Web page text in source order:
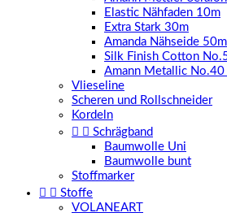
Elastic Nähfaden 10m
Extra Stark 30m
Amanda Nähseide 50m
Silk Finish Cotton
Amann Metallic
Vlieseline
Scheren und Rollschneider
Kordeln
  Schrägband
Baumwolle Uni
Baumwolle bunt
Stoffmarker
  Stoffe
VOLANEART